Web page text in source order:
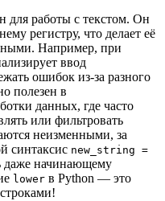
для работы с текстом. Он
регистру, что делает её
Например, при
ввод
ошибок из-за разного
полезен в
данных, где часто
или фильтровать
неизменными, за
синтаксис new_string =
даже начинающему
lower в Python — это